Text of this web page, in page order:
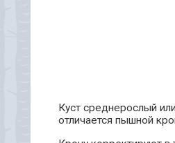
Куст среднерослый
отличается пышной